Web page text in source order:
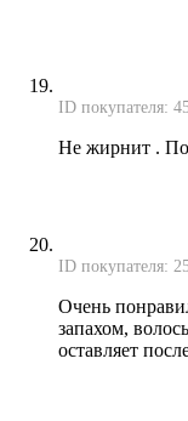
ID покупателя:
Не жирнит .
ID покупателя:
Очень
запахом,
оставляет